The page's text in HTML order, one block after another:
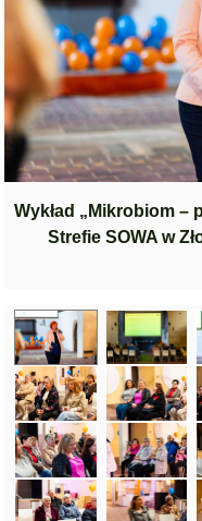
Wykład „Mikrobiom –
Strefie SOWA w